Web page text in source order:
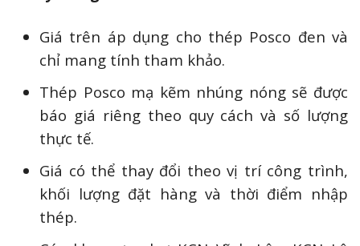
Giá trên áp dụng cho thép Posco đen và
chỉ mang tính tham khảo.
Thép Posco mạ kẽm nhúng nóng sẽ được
báo giá riêng theo quy cách và số lượng
thực tế.
Giá có thể thay đổi theo vị trí công trình,
khối lượng đặt hàng và thời điểm nhập
thép.